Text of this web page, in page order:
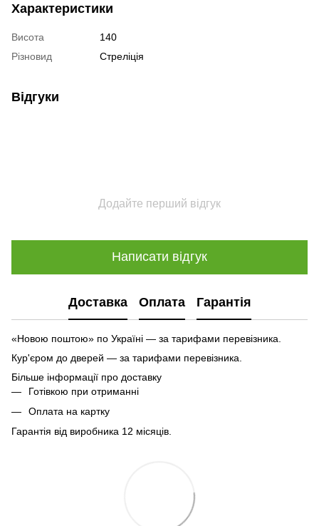
Характеристики
Висота
140
Різновид
Стреліція
Відгуки
Додайте перший відгук
Написати відгук
Доставка Оплата Гарантія
«Новою поштою» по Україні — за тарифами перевізника.
Кур'єром до дверей — за тарифами перевізника.
Більше інформації про доставку
Готівкою при отриманні
Оплата на картку
Гарантія від виробника 12 місяців.